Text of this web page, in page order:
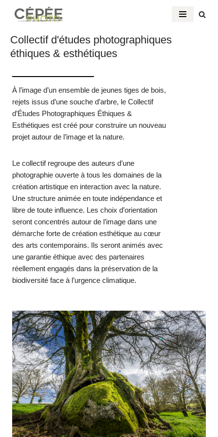
au
contenu
Collectif d'études photographiques
éthiques & esthétiques
À l’image d’un ensemble de jeunes tiges de bois,
rejets issus d’une souche d’arbre, le Collectif
d’Études Photographiques Éthiques &
Esthétiques est créé pour construire un nouveau
projet autour de l’image et la nature.
Le collectif regroupe des auteurs d’une
photographie ouverte à tous les domaines de la
création artistique en interaction avec la nature.
Une structure animée en toute indépendance et
libre de toute influence. Les choix d’orientation
seront concentrés autour de l’image dans une
démarche forte de création esthétique au cœur
des arts contemporains. Ils seront animés avec
une garantie éthique avec des partenaires
réellement engagés dans la préservation de la
biodiversité face à l’urgence climatique.